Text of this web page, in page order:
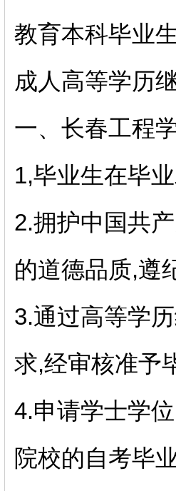
教育本科毕业
成人高等学历
一、长春工程
1,毕业生在毕
2.拥护中国共
的道德品质,遵
3.通过高等学
求,经审核准予
4.申请学士学
院校的自考毕